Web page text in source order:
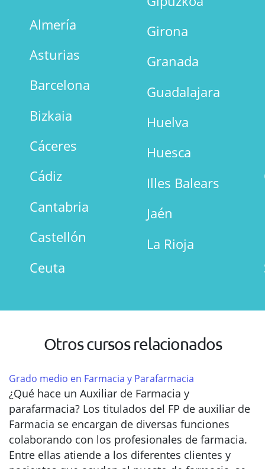
Almería
Asturias
Barcelona
Bizkaia
Cáceres
Cádiz
Cantabria
Castellón
Ceuta
Girona
Granada
Guadalajara
Huelva
Huesca
Illes Balears
Jaén
La Rioja
Otros cursos relacionados
Grado medio en Farmacia y Parafarmacia
¿Qué hace un Auxiliar de Farmacia y
parafarmacia? Los titulados del FP de auxiliar de
Farmacia se encargan de diversas funciones
colaborando con los profesionales de farmacia.
Entre ellas atiende a los diferentes clientes y